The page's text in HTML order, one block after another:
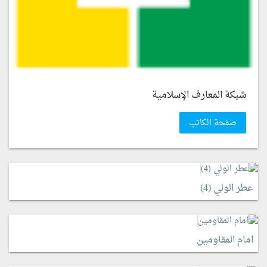
شبكة المعارف الإسلامية
صفحة الكاتب
عطر الولي (4)
امام المقاومين